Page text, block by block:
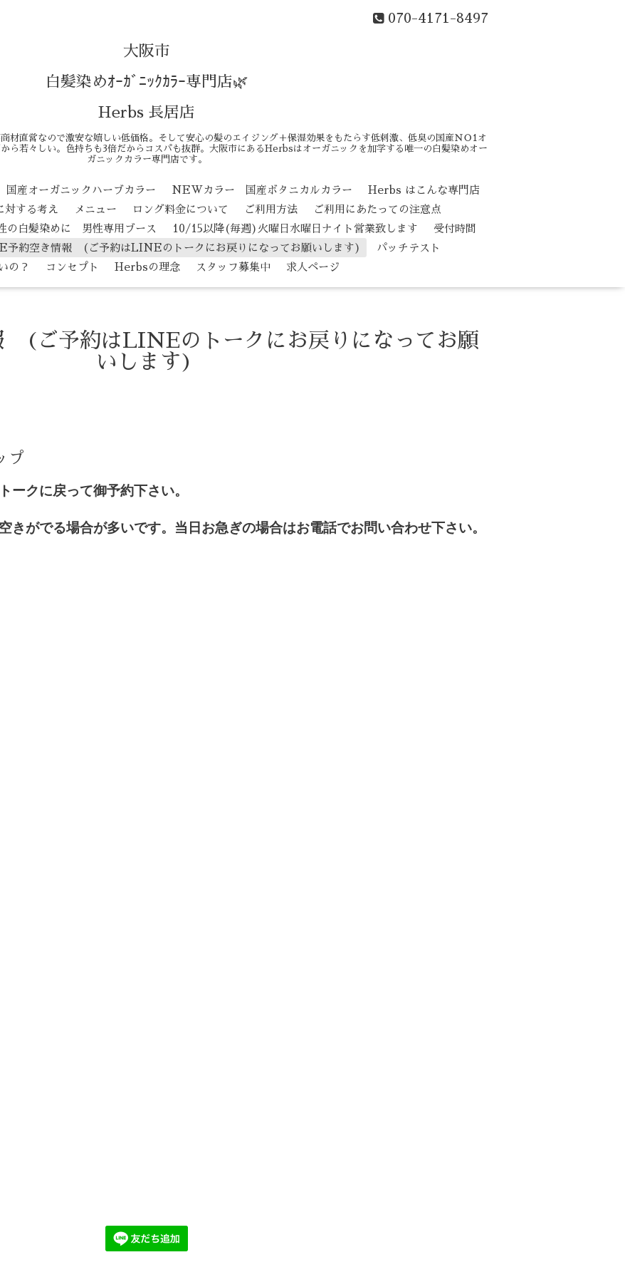
070-4171-8497
大阪市
白髪染めｵｰｶﾞﾆｯｸｶﾗｰ専門店🌿
Herbs 長居店
材直営なので激安な嬉しい低価格。そして安心の髪のエイジング＋保湿効果をもたらす低刺激、低臭の国産ＮＯ1オ
ら若々しい。色持ちも3倍だからコスパも抜群。大阪市にあるHerbsはオーガニックを加学する唯一の白髪染めオー
ガニックカラー専門店です。
国産オーガニックハーブカラー NEWカラー 国産ボタニカルカラー
Herbs はこんな専門店
する考え
メニュー ロング料金について ご利用方法
ご利用にあたっての注意点
の白髪染めに 男性専用ブース 10/15以降(毎週)火曜日水曜日ナイト営業致します
受付時間
約空き情報 (ご予約はLINEのトークにお戻りになってお願いします)
パッチテスト
の？
コンセプト Herbsの理念 スタッフ募集中 求人ページ
(ご予約はLINEのトークにお戻りになってお願
いします)
プ
トークに戻って御予約下さい。
きがでる場合が多いです。当日お急ぎの場合はお電話でお問い合わせ下さい。